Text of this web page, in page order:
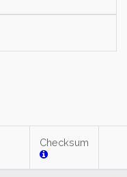
Checksum